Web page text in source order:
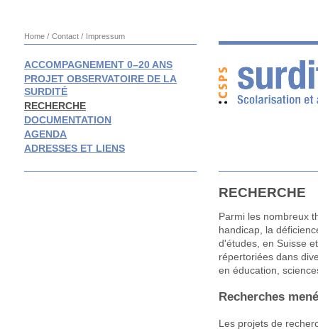
Home Contact Impressum
ACCOMPAGNEMENT 0–20 ANS
PROJET OBSERVATOIRE DE LA
SURDITÉ
RECHERCHE
DOCUMENTATION
AGENDA
ADRESSES ET LIENS
RECHERCHE
Parmi les nombreux
handicap, la
d'études, en Suisse
répertoriées dans
en éducation,
Recherches
Les projets de